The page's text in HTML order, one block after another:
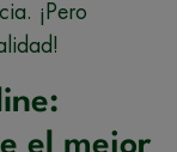
¡Pero